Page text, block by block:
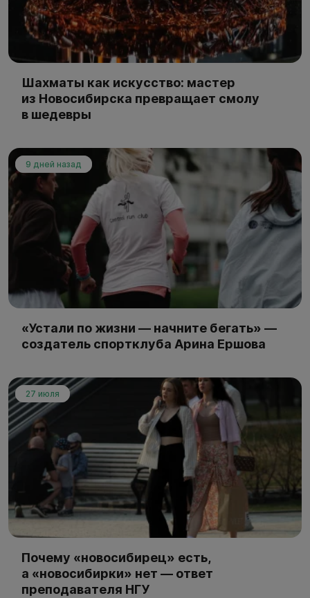
Шахматы как искусство: мастер
из Новосибирска превращает смолу
в шедевры
9 дней назад
«Устали по жизни — начните бегать» —
создатель спортклуба Арина Ершова
27 июля
Почему «новосибирец» есть,
а «новосибирки» нет — ответ
преподавателя НГУ